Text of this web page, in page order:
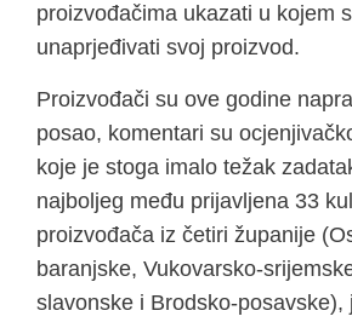
proizvođačima ukazati u kojem
unaprjeđivati svoj proizvod.
Proizvođači su ove godine
posao, komentari su
koje je stoga imalo težak
najboljeg među prijavljena 33
proizvođača iz četiri županije
baranjske, Vukovarsko-
slavonske i Brodsko-posavske),